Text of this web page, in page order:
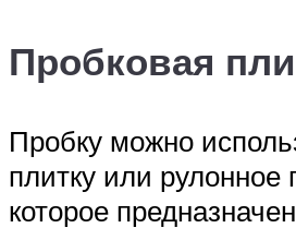
Пробковая
Пробку можно
плитку или рулонное
которое